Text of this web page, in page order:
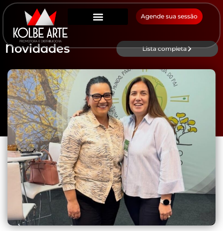
Agende sua sessão
Novidades Lista completa